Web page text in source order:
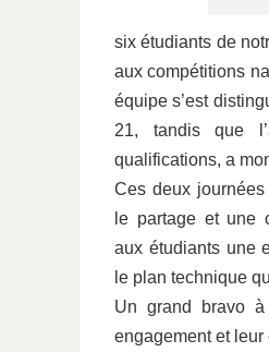
six étudiants de
aux compétitions
équipe s’est
21, tandis que
qualifications, a
Ces deux journées
le partage et une
aux étudiants une
le plan technique
Un grand bravo
engagement et leur